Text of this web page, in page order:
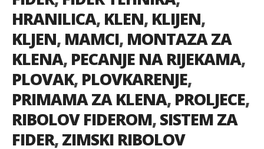
HRANILICA, KLEN, KLIJEN,
KLJEN, MAMCI, MONTAZA ZA
KLENA, PECANJE NA RIJEKAMA,
PLOVAK, PLOVKARENJE,
PRIMAMA ZA KLENA, PROLJECE,
RIBOLOV FIDEROM,SISTEM ZA
FIDER,ZIMSKI RIBOLOV